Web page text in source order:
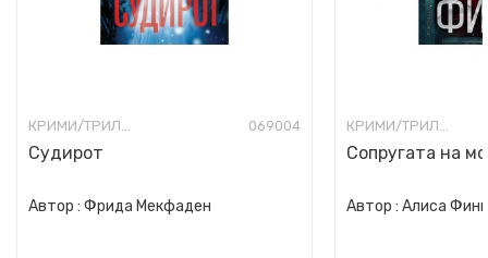
КРИМИ/ТРИЛЕР 069004
Судирот
Автор : Фрида Мекфаден
КРИМИ/ТРИЛЕР
Сопругата на
Автор : Алиса Фини